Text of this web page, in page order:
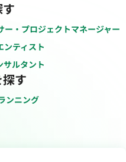
・プロジェクトマネージャー
ンティスト
サルタント
す
ンニング